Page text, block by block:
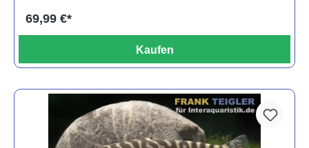
69,99 €*
Kaufen